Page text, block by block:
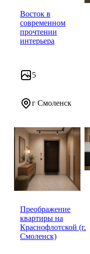
Восток в
современном
прочтении
интерьера
5
г Смоленск
Преображение
квартиры на
Краснофлотской (г.
Смоленск)